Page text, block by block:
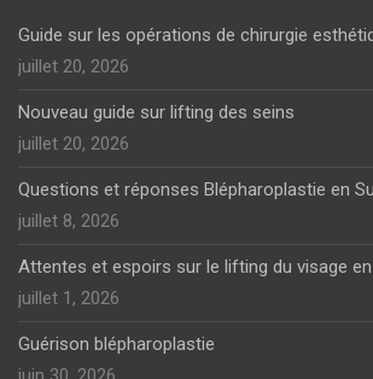
Guide sur les opérations de chirurgie
juillet 20, 2026
Nouveau guide sur lifting des seins
juillet 20, 2026
Questions et réponses Blépharoplastie en
juillet 8, 2026
Attentes et espoirs sur le lifting du visage
juillet 1, 2026
Guérison blépharoplastie